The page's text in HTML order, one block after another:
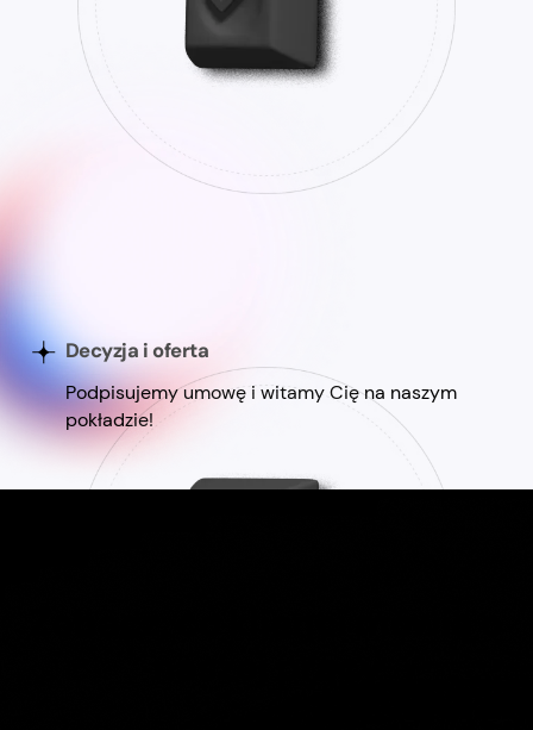
Decyzja i oferta
Podpisujemy umowę i witamy Cię na naszym
pokładzie!